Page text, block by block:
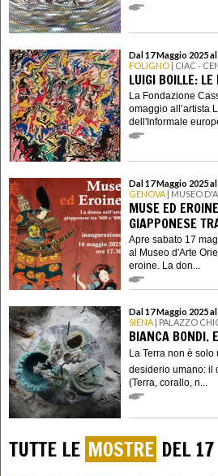
Dal 17 Maggio 2025
FOLIGNO | CIAC -
LUIGI BOILLE: LE
La Fondazione
omaggio all’artista
dell'Informale
Dal 17 Maggio 2025
GENOVA | MUSEO
MUSE ED
GIAPPONESE
Apre sabato 17
al Museo d'Arte
eroine. La don...
Dal 17 Maggio 2025
SIENA | PALAZZO
BIANCA BONDI.
La Terra non è
desiderio umano: il
(Terra, corallo, n...
TUTTE LE MOSTRE DEL